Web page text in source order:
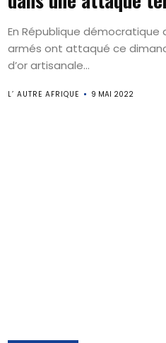
En République démocratique
armés ont attaqué ce
d’or artisanale...
L’ AUTRE AFRIQUE 9 MAI 2022